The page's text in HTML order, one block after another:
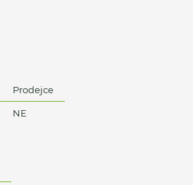
Prodejce
NE